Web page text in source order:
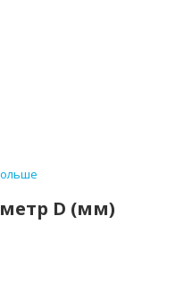
D (мм)